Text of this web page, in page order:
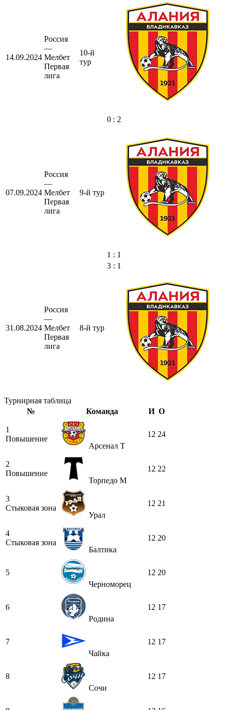
14.09.2024
Россия
—
Мелбет
Первая
лига
10-й
тур
0 : 2
07.09.2024
Россия
—
Мелбет
Первая
лига
9-й тур
1 : 1
31.08.2024
Россия
—
Мелбет
Первая
лига
8-й тур
3 : 1
Турнирная таблица
№
Команда И О
1
Повышение
Арсенал Т
12 24
2
Повышение
Торпедо М
12 22
3
Стыковая зона
Урал
12 21
4
Стыковая зона
Балтика
12 20
5
Черноморец
12 20
6
Родина
12 17
7
Чайка
12 17
8
Сочи
12 17